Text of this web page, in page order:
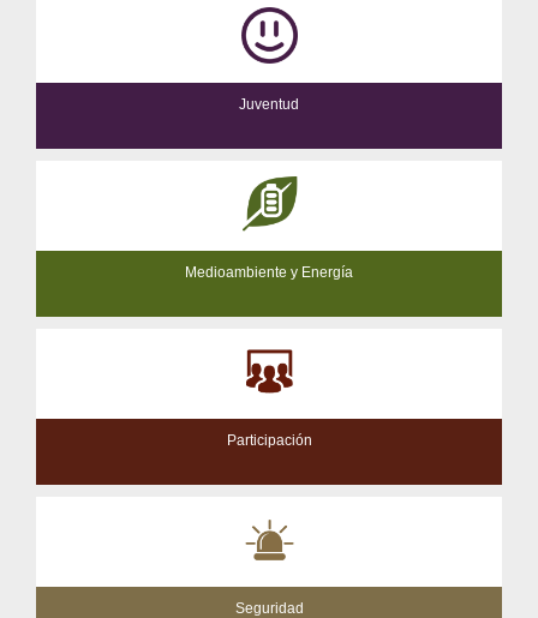
Juventud
Medioambiente y Energía
Participación
Seguridad